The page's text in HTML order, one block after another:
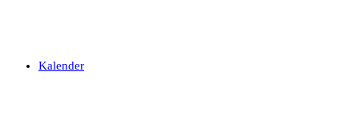
Kalender